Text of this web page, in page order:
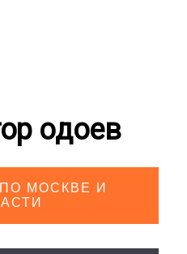
одоев
МОСКВЕ И